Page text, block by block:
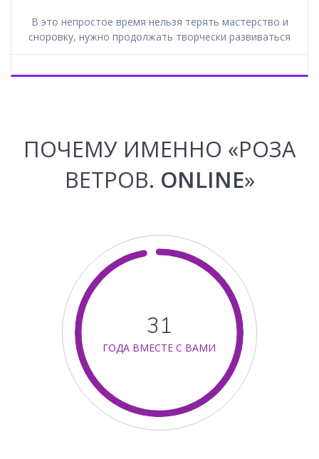
В это непростое время нельзя терять мастерство и
сноровку, нужно продолжать творчески развиваться
ПОЧЕМУ ИМЕННО «РОЗА
ВЕТРОВ. ONLINE»
32
ГОДА ВМЕСТЕ С ВАМИ